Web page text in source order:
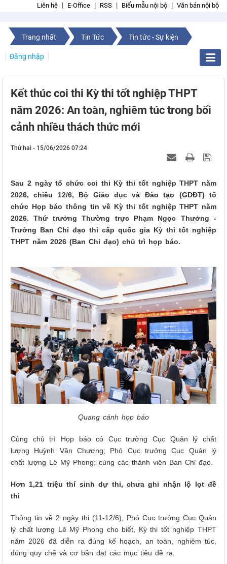
Liên hệ E-Office RSS Biểu mẫu nội bộ Văn bản nội bộ
Trang nhất Tin Tức Tin tức - Sự kiện
Đăng nhập
Kết thúc coi thi Kỳ thi tốt nghiệp THPT
năm 2026: An toàn, nghiêm túc trong bối
cảnh nhiều thách thức mới
Thứ hai - 15/06/2026 07:24
Sau 2 ngày tổ chức coi thi Kỳ thi tốt nghiệp THPT năm
2026, chiều 12/6, Bộ Giáo dục và Đào tạo (GDĐT) tổ
chức Họp báo thông tin về Kỳ thi tốt nghiệp THPT năm
2026. Thứ trưởng Thường trực Phạm Ngọc Thưởng -
Trưởng Ban Chỉ đạo thi cấp quốc gia Kỳ thi tốt nghiệp
THPT năm 2026 (Ban Chỉ đạo) chủ trì họp báo.
Quang cảnh họp báo
Cùng chủ trì Họp báo có Cục trưởng Cục Quản lý chất
lượng Huỳnh Văn Chương; Phó Cục trưởng Cục Quản lý
chất lượng Lê Mỹ Phong; cùng các thành viên Ban Chỉ đạo.
Hơn 1,21 triệu thí sinh dự thi, chưa ghi nhận lộ lọt đề
thi
Thông tin về 2 ngày thi (11-12/6), Phó Cục trưởng Cục Quản
lý chất lượng Lê Mỹ Phong cho biết, Kỳ thi tốt nghiệp THPT
năm 2026 đã diễn ra đúng kế hoạch, an toàn, nghiêm túc,
đúng quy chế và cơ bản đạt các mục tiêu đề ra.